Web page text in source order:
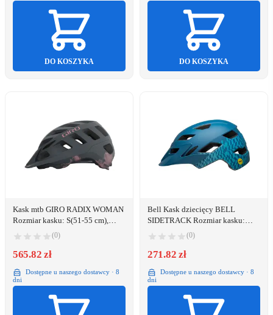
DO KOSZYKA DO KOSZYKA
Kask mtb GIRO RADIX WOMAN
Rozmiar kasku: S(51-55 cm),
Wybierz kolor: Matte Dusty Rose
Cosmic
(0)
565.82 zł
Dostępne u naszego dostawcy · 8
dni
Bell Kask dziecięcy BELL
SIDETRACK Rozmiar kasku:
Uniwersalny(47-54 cm), Wybierz
kolor: Wavy Checks Matte Blue
(0)
271.82 zł
Dostępne u naszego dostawcy · 8
dni